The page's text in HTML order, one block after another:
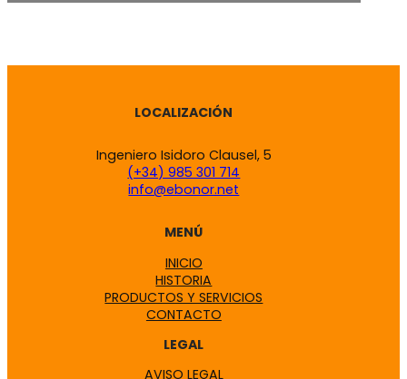
LOCALIZACIÓN
Ingeniero Isidoro Clausel, 5
(+34) 985 301 714
info@ebonor.net
MENÚ
INICIO
HISTORIA
PRODUCTOS Y SERVICIOS
CONTACTO
LEGAL
AVISO LEGAL